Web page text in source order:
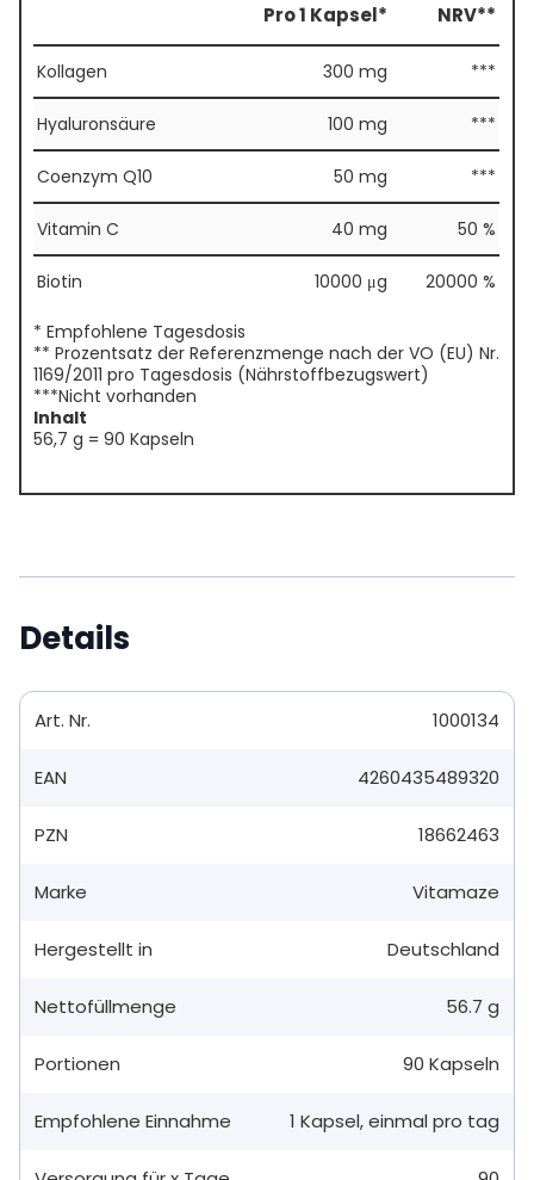
Pro 1 Kapsel* NRV**
Kollagen 300 mg ***
Hyaluronsäure 100 mg ***
Coenzym Q10 50 mg ***
Vitamin C 40 mg 50 %
Biotin 10000 μg 20000 %
* Empfohlene Tagesdosis
** Prozentsatz der Referenzmenge nach der VO (EU) Nr.
1169/2011 pro Tagesdosis (Nährstoffbezugswert)
***Nicht vorhanden
Inhalt
56,7 g = 90 Kapseln
Details
Art. Nr. 1000134
EAN 4260435489320
PZN 18662463
Marke Vitamaze
Hergestellt in Deutschland
Nettofüllmenge 56.7 g
Portionen 90 Kapseln
Empfohlene Einnahme 1 Kapsel,einmal pro tag